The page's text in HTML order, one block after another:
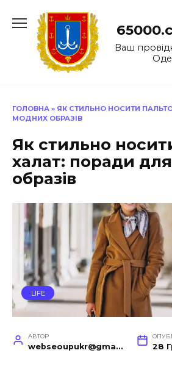
до
Ваш
ГОЛОВНА » ЯК СТИЛЬНО НОСИТИ
МОДНИХ ОБРАЗІВ
Як стильно
халат: поради
образів
LIFE
АВТОР
webseoupukr@gmail.com 28